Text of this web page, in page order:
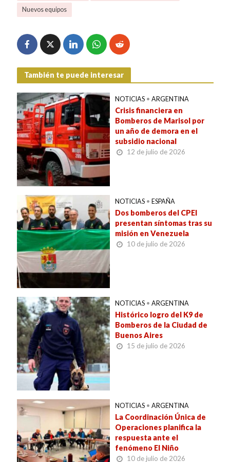
Nuevos equipos
También te puede interesar
NOTICIAS • ARGENTINA
Crisis financiera en
Bomberos de Marisol por
un año de demora en el
subsidio nacional
12 de julio de 2026
NOTICIAS • ESPAÑA
Dos bomberos del CPEI
presentan síntomas tras su
misión en Venezuela
10 de julio de 2026
NOTICIAS • ARGENTINA
Histórico logro del K9 de
Bomberos de la Ciudad de
Buenos Aires
15 de julio de 2026
NOTICIAS • ARGENTINA
La Coordinación Única de
Operaciones planifica la
respuesta ante el
fenómeno El Niño
10 de julio de 2026